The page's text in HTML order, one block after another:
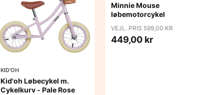
KID'OH
Kid'oh Løbecykel m.
Cykelkurv - Pale Rose
Minnie Mouse
løbemotorcykel
VEJL. PRIS 599,00 KR
449,00 kr